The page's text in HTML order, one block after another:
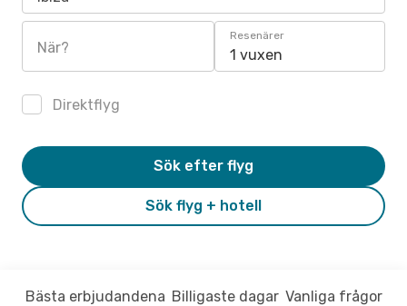
När?
Resenärer
1 vuxen
Direktflyg
Sök flyg + hotell
Sök efter flyg
Bästa erbjudandena Billigaste dagar Vanliga frågor